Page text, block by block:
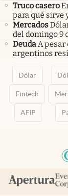
Truco casero
para qué sirve
Mercados
del domingo 9
Deuda A pesar
argentinos
Dólar
Fintech
AFIP